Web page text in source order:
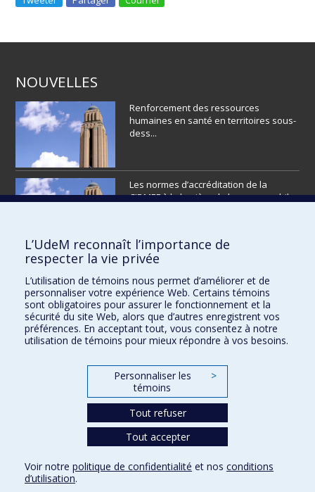
NOUVELLES
Renforcement des ressources
humaines en santé en territoires sous-
dess...
Les normes d’accréditation de la
CIDMEF à la lumière de la responsabil...
L’éditorial
STATUTS DU RIFRESS
Paramètres des témoins
L’UdeM reconnaît l’importance de
respecter la vie privée
L’utilisation de témoins nous permet d’améliorer et de
personnaliser votre expérience Web. Certains témoins
sont obligatoires pour assurer le fonctionnement et la
sécurité du site Web, alors que d’autres enregistrent vos
préférences. En acceptant tout, vous consentez à notre
utilisation de témoins pour mieux répondre à vos besoins.
Personnaliser les
témoins
>
Tout refuser
Tout accepter
Voir notre politique de confidentialité et nos conditions
d’utilisation.